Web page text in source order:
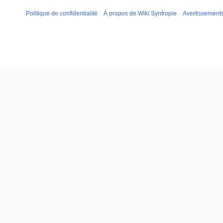
Politique de confidentialité À propos de Wiki Syntropie